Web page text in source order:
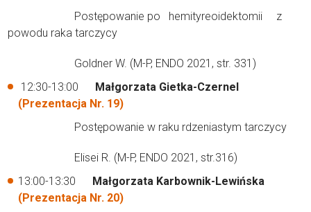
Postępowanie po hemityreoidektomii z
powodu raka tarczycy
Goldner W. (M-P, ENDO 2021, str. 331)
12:30-13:00 Małgorzata Gietka-Czernel
(Prezentacja Nr. 19)
Postępowanie w raku rdzeniastym tarczycy
Elisei R. (M-P, ENDO 2021, str.316)
13:00-13:30 Małgorzata Karbownik-Lewińska
(Prezentacja Nr. 20)